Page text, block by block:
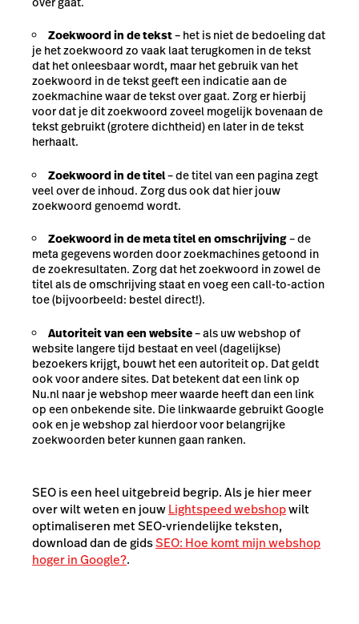
Zoekwoord in de tekst– het is niet de bedoeling dat
je het zoekwoord zo vaak laat terugkomen in de tekst
dat het onleesbaar wordt, maar het gebruik van het
zoekwoord in de tekst geeft een indicatie aan de
zoekmachine waar de tekst over gaat. Zorg er hierbij
voor dat je dit zoekwoord zoveel mogelijk bovenaan de
tekst gebruikt (grotere dichtheid) en later in de tekst
herhaalt.
Zoekwoord in de titel– de titel van een pagina zegt
veel over de inhoud. Zorg dus ook dat hier jouw
zoekwoord genoemd wordt.
Zoekwoord in de meta titel en omschrijving– de
meta gegevens worden door zoekmachines getoond in
de zoekresultaten. Zorg dat het zoekwoord in zowel de
titel als de omschrijving staat en voeg een call-to-action
toe (bijvoorbeeld: bestel direct!).
Autoriteit van een website– als uw webshop of
website langere tijd bestaat en veel (dagelijkse)
bezoekers krijgt, bouwt het een autoriteit op. Dat geldt
ook voor andere sites. Dat betekent dat een link op
Nu.nl naar je webshop meer waarde heeft dan een link
op een onbekende site. Die linkwaarde gebruikt Google
ook en je webshop zal hierdoor voor belangrijke
zoekwoorden beter kunnen gaan ranken.
SEO is een heel uitgebreid begrip. Als je hier meer
over wilt weten en jouwLightspeed webshopwilt
optimaliseren met SEO-vriendelijke teksten,
download dan de gidsSEO: Hoe komt mijn webshop
hoger in Google?.